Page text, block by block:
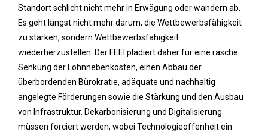
Standort schlicht nicht mehr in Erwägung oder wandern ab.
Es geht längst nicht mehr darum, die Wettbewerbsfähigkeit
zu stärken, sondern Wettbewerbsfähigkeit
wiederherzustellen. Der FEEI plädiert daher für eine rasche
Senkung der Lohnnebenkosten, einen Abbau der
überbordenden Bürokratie, adäquate und nachhaltig
angelegte Förderungen sowie die Stärkung und den Ausbau
von Infrastruktur. Dekarbonisierung und Digitalisierung
müssen forciert werden, wobei Technologieoffenheit ein